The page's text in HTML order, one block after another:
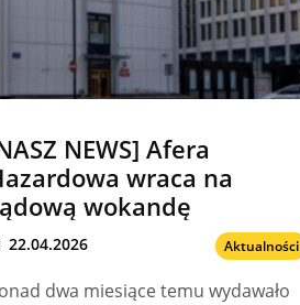
NEWS] Afera
wraca na
wokandę
22.04.2026 Aktualności
dwa miesiące temu wydawało